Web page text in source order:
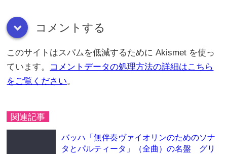
down コメントする
このサイトはスパムを低減するために Akismet を使っ
ています。 コメントデータの処理方法の詳細はこちら
をご覧ください。
関連記事
バッハ「無伴奏ヴァイオリンのためのソナ
タとパルティータ」（全曲）の名盤 グリ